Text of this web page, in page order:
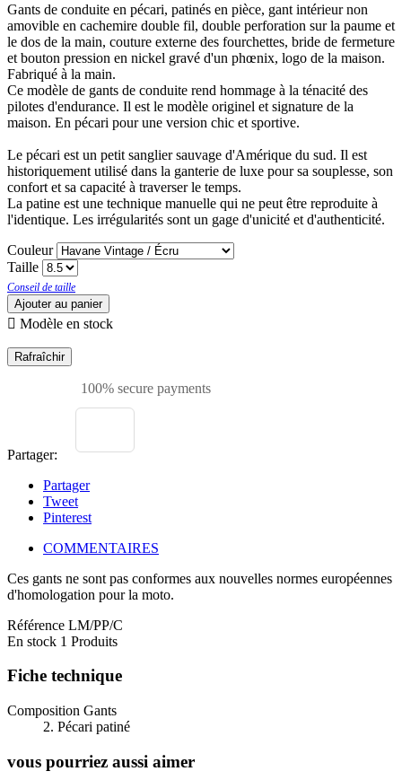
Gants de conduite en pécari, patinés en pièce, gant intérieur non
amovible en cachemire double fil, double perforation sur la paume et
le dos de la main, couture externe des fourchettes, bride de fermeture
et bouton pression en nickel gravé d'un phœnix, logo de la maison.
Fabriqué à la main.
Ce modèle de gants de conduite rend hommage à la ténacité des
pilotes d'endurance. Il est le modèle originel et signature de la
maison. En pécari pour une version chic et sportive.
Le pécari est un petit sanglier sauvage d'Amérique du sud. Il est
historiquement utilisé dans la ganterie de luxe pour sa souplesse, son
confort et sa capacité à traverser le temps.
La patine est une technique manuelle qui ne peut être reproduite à
l'identique. Les irrégularités sont un gage d'unicité et d'authenticité.
Couleur
Taille
Conseil de taille
Ajouter au panier
 Modèle en stock
100% secure payments
Partager:
Partager
Tweet
Pinterest
COMMENTAIRES
Ces gants ne sont pas conformes aux nouvelles normes européennes
d'homologation pour la moto.
Référence LM/PP/C
En stock 1 Produits
Fiche technique
Composition Gants
2. Pécari patiné
vous pourriez aussi aimer